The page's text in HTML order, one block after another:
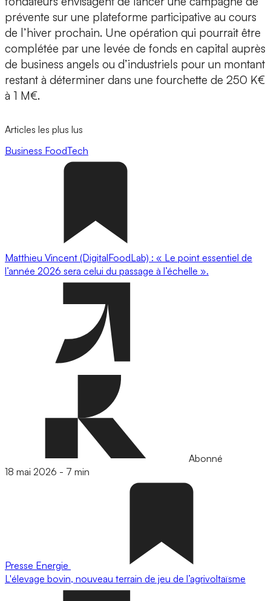
prévente sur une plateforme participative au cours
de l’hiver prochain. Une opération qui pourrait être
complétée par une levée de fonds en capital auprès
de business angels ou d’industriels pour un montant
restant à déterminer dans une fourchette de 250 K€
à 1 M€.
Articles les plus lus
Business FoodTech
Matthieu Vincent (DigitalFoodLab) : « Le point essentiel de
l’année 2026 sera celui du passage à l’échelle ».
Abonné
18 mai 2026 - 7 min
Presse Energie
L'élevage bovin, nouveau terrain de jeu de l’agrivoltaïsme